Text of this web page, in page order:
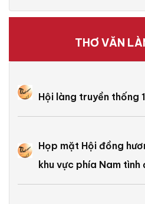
THƠ VĂN
Hội làng truyền thống
Họp mặt Hội đồng
khu vực phía Nam tình